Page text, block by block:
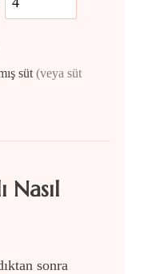
süt (veya süt
Nasıl
sonra